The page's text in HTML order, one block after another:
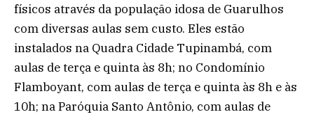
físicos através da população idosa de Guarulhos
com diversas aulas sem custo. Eles estão
instalados na Quadra Cidade Tupinambá, com
aulas de terça e quinta às 8h; no Condomínio
Flamboyant, com aulas de terça e quinta às 8h e às
10h; na Paróquia Santo Antônio, com aulas de